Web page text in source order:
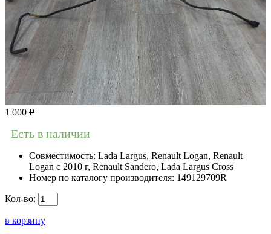
1 000 Р
Есть в наличии
Совместимость: Lada Largus, Renault Logan, Renault
Logan c 2010 г, Renault Sandero, Lada Largus Cross
Номер по каталогу производителя: 149129709R
Кол-во:
в корзину